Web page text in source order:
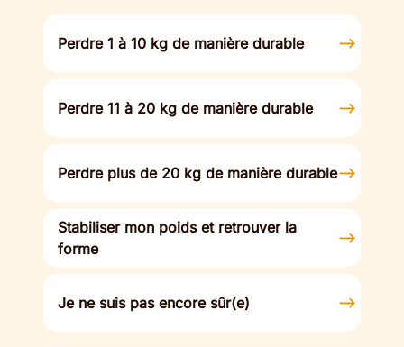
Perdre 1 à 10 kg de manière durable
Perdre 11 à 20 kg de manière durable
Perdre plus de 20 kg de manière durable
Stabiliser mon poids et retrouver la
forme
Je ne suis pas encore sûr(e)